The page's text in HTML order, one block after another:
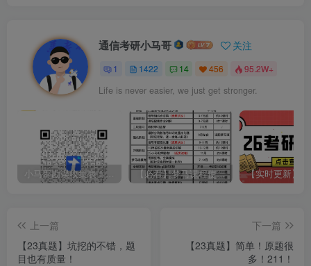
通信考研小马哥 关注
1 1422 14 456 95.2W+
Life is never easier, we just get stronger.
小马哥勘误收集表！感谢您的支持！ 【必看】梦马课程使用方法！
上一篇
【23真题】坑挖的不错，题
目也有质量！
下一篇
【23真题】简单！原题很
多！211！